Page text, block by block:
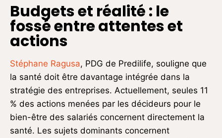
Budgets et réalité : le
fossé entre attentes et
actions
Stéphane Ragusa, PDG de Predilife, souligne que
la santé doit être davantage intégrée dans la
stratégie des entreprises. Actuellement, seules 11
% des actions menées par les décideurs pour le
bien-être des salariés concernent directement la
santé. Les sujets dominants concernent